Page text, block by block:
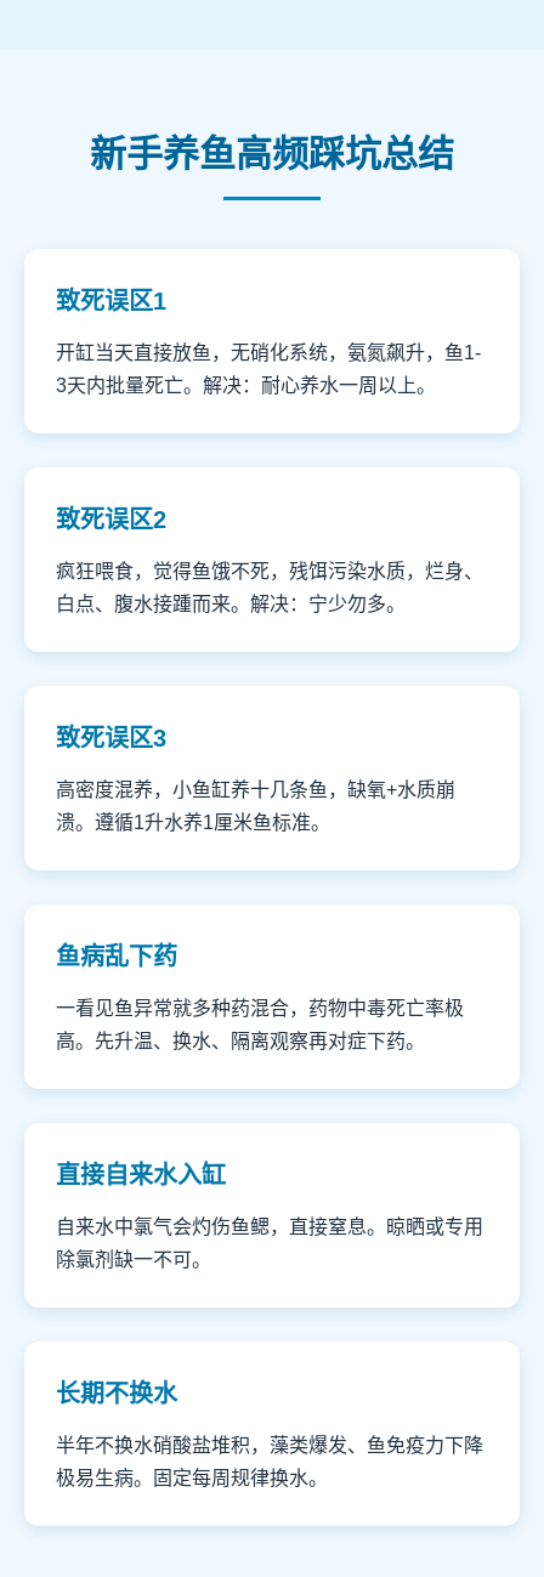
新手养鱼高频踩坑总结
致死误区1
开缸当天直接放鱼，无硝化系统，氨氮飙升，鱼1-
3天内批量死亡。解决：耐心养水一周以上。
致死误区2
疯狂喂食，觉得鱼饿不死，残饵污染水质，烂身、
白点、腹水接踵而来。解决：宁少勿多。
致死误区3
高密度混养，小鱼缸养十几条鱼，缺氧+水质崩
溃。遵循1升水养1厘米鱼标准。
鱼病乱下药
一看见鱼异常就多种药混合，药物中毒死亡率极
高。先升温、换水、隔离观察再对症下药。
直接自来水入缸
自来水中氯气会灼伤鱼鳃，直接窒息。晾晒或专用
除氯剂缺一不可。
长期不换水
半年不换水硝酸盐堆积，藻类爆发、鱼免疫力下降
极易生病。固定每周规律换水。